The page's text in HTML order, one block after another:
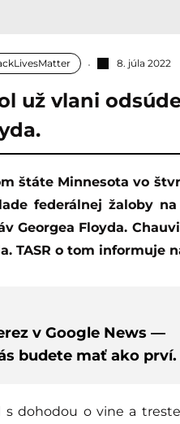
8. júla 2022
už vlani
federálnej žaloby
Georgea Floyda.
TASR o tom informuje
v Google News —
budete mať ako prví.
s dohodou o vine a